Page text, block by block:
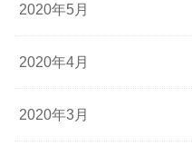
2020年5月
2020年4月
2020年3月